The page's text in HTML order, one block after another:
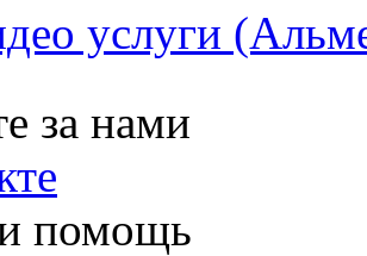
услуги
за нами
помощь